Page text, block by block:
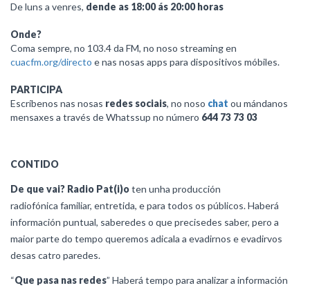
De luns a venres, dende as 18:00 ás 20:00 horas
Onde?
Coma sempre, no 103.4 da FM, no noso streaming en
cuacfm.org/directo e nas nosas apps para dispositivos móbiles.
PARTICIPA
Escríbenos nas nosas redes sociais, no noso chat ou mándanos
mensaxes a través de Whatssup no número 644 73 73 03
CONTIDO
De que vai? Radio Pat(i)oten unha producción
radiofónica familiar, entretida, e para todos os públicos. Haberá
información puntual, saberedes o que precisedes saber, pero a
maior parte do tempo queremos adicala a evadirnos e evadirvos
desas catro paredes.
“Que pasa nas redes” Haberá tempo para analizar a información